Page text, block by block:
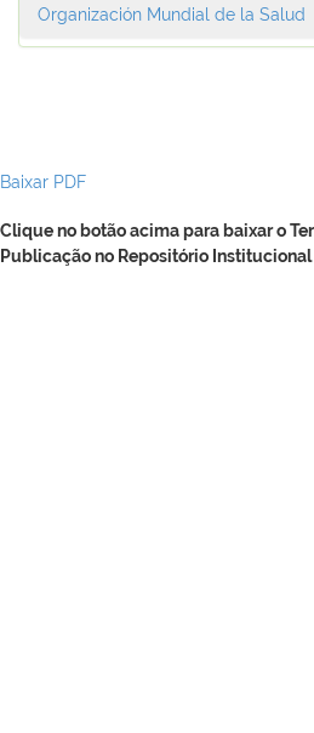
Organización Mundial de la Salud
Baixar PDF
Clique no botão acima para baixar o
Publicação no Repositório Institucional